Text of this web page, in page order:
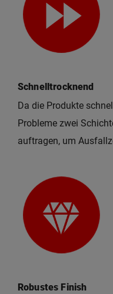
Schnelltrocknend
Da die Produkte
Probleme zwei
auftragen, um
Robustes Finish